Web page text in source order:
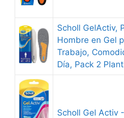
Scholl GelActiv,
Hombre en Gel
Trabajo,
Día, Pack 2
Scholl Gel Activ